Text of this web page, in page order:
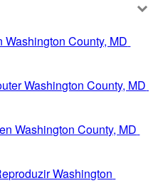
Washington County, MD
Washington County, MD
Washington County, MD
Washington